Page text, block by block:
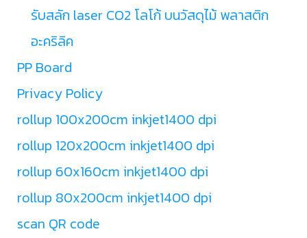
รับสลัก laser CO2 โลโก้ บนวัสดุไม้ พลาสติก
อะคริลิค
PP Board
Privacy Policy
rollup 100x200cm inkjet1400 dpi
rollup 120x200cm inkjet1400 dpi
rollup 60x160cm inkjet1400 dpi
rollup 80x200cm inkjet1400 dpi
scan QR code